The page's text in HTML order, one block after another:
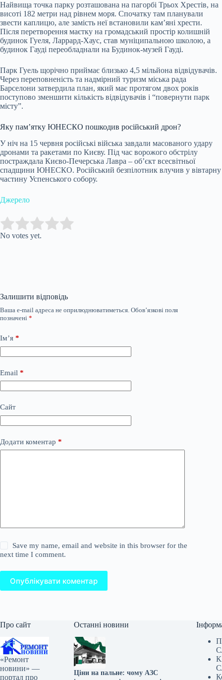
Найвища точка парку розташована на пагорбі Трьох Хрестів, на
висоті 182 метри над рівнем моря. Спочатку там планували
звести каплицю, але замість неї встановили кам’яні хрести.
Після перетворення маєтку на громадський простір колишній
будинок Гуеля, Ларрард-Хаус, став муніципальною школою, а
будинок Гауді переобладнали на Будинок-музей Гауді.
Парк Гуель щорічно приймає близько 4,5 мільйона відвідувачів.
Через переповненість та надмірний туризм міська рада
Барселони затвердила план, який має протягом двох років
поступово зменшити кількість відвідувачів і “повернути парк
місту”.
Яку пам’ятку ЮНЕСКО пошкодив російський дрон?
У ніч на 15 червня російські війська завдали масованого удару
дронами та ракетами по Києву. Під час ворожого обстрілу
постраждала Києво-Печерська Лавра – об’єкт всесвітньої
спадщини ЮНЕСКО. Російський безпілотник влучив у вівтарну
частину Успенського собору.
Джерело
Rate this item:
No votes yet.
Залишити відповідь
Ваша e-mail адреса не оприлюднюватиметься. Обов’язкові поля
позначені *
Ім’я *
Email *
Сайт
Додати коментар *
Save my name, email and website in this browser for the
next time I comment.
Опублікувати коментар
Про сайт
«Ремонт
новини» —
портал про
Останні новини
Ціни на пальне: чому АЗС